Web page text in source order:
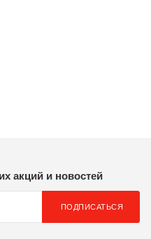
акций и новостей
ПОДПИСАТЬСЯ